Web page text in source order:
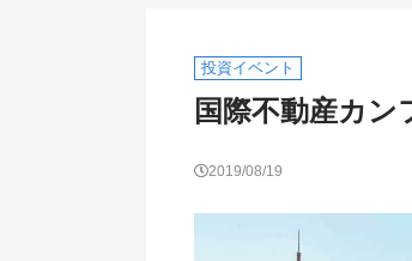
投資イベント
国際不動産カン
2019/08/19